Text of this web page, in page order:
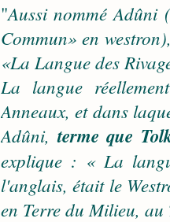
"Aussi nommé Adûni
Commun» en
«La Langue des
La langue
Anneaux, et dans
Adûni,terme que
explique : « La
l'anglais, était le
en Terre du Milieu,